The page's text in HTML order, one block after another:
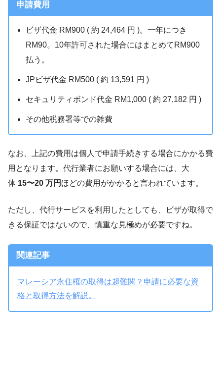
申請費用
ビザ代金 RM900 ( 約 24,464 円 )。一年につき
RM90。10年許可された場合にはまとめてRM900
払う。
JPビザ代金 RM500 ( 約 13,591 円 )
セキュリティボンド代金 RM1,000 ( 約 27,182 円 )
その他税務署等での雑費
なお、上記の費用は個人で申請手続きする場合にかかる費
用となります。代行業者にお願いする場合には、大
体 15〜20 万円 ほどの費用がかかると言われています。
ただし、代行サービスを利用したとしても、ビザが取得で
きる保証ではないので、慎重な見極めが必要ですね。
関連記事
マレーシア永住権の取得は超難関？申請に必要な資
格と取得方法を解説。